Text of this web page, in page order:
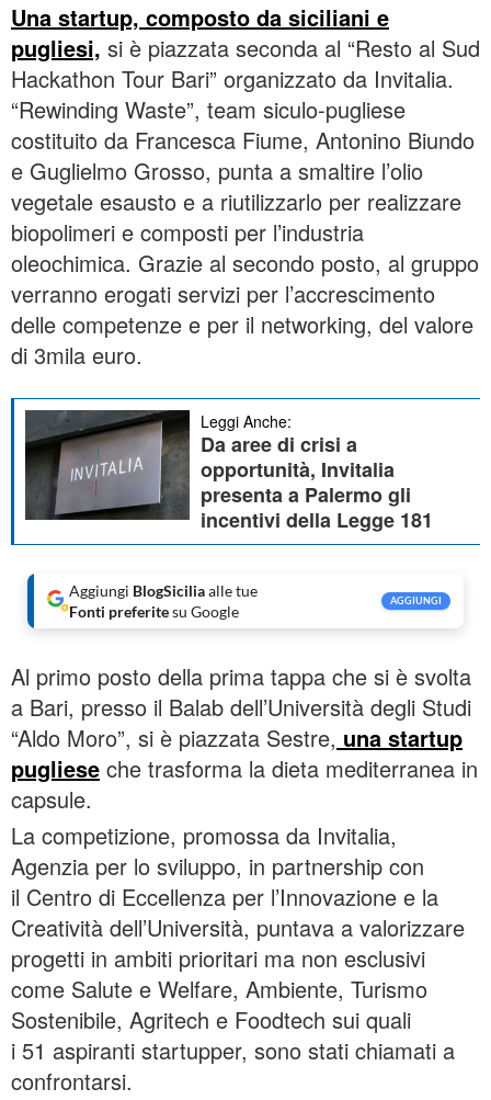
Una startup, composto da siciliani e
pugliesi, si è piazzata seconda al “Resto al Sud
Hackathon Tour Bari” organizzato da Invitalia.
“Rewinding Waste”, team siculo-pugliese
costituito da Francesca Fiume, Antonino Biundo
e Guglielmo Grosso, punta a smaltire l’olio
vegetale esausto e a riutilizzarlo per realizzare
biopolimeri e composti per l’industria
oleochimica. Grazie al secondo posto, al gruppo
verranno erogati servizi per l’accrescimento
delle competenze e per il networking, del valore
di 3mila euro.
Leggi Anche:
Da aree di crisi a
opportunità, Invitalia
presenta a Palermo gli
incentivi della Legge 181
Aggiungi BlogSiciliaalle tue
Fonti preferitesu Google
AGGIUNGI
Al primo posto della prima tappa che si è svolta
a Bari, presso il Balab dell’Università degli Studi
“Aldo Moro”, si è piazzata Sestre, una startup
pugliese che trasforma la dieta mediterranea in
capsule.
La competizione, promossa da Invitalia,
Agenzia per lo sviluppo, in partnership con
il Centro di Eccellenza per l’Innovazione e la
Creatività dell’Università, puntava a valorizzare
progetti in ambiti prioritari ma non esclusivi
come Salute e Welfare, Ambiente, Turismo
Sostenibile, Agritech e Foodtech sui quali
i 51 aspiranti startupper, sono stati chiamati a
confrontarsi.